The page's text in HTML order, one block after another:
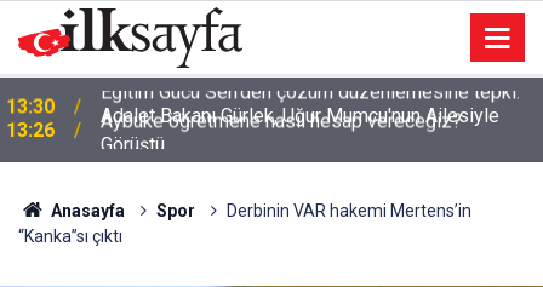
13:26
Adalet Bakanı Gürlek, Uğur Mumcu'nun Ailesiyle
Görüştü
Anasayfa Spor
Derbinin VAR hakemi Mertens’in
“Kanka”sı çıktı